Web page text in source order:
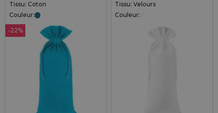
Tissu: Coton
Couleur:
-22%
Tissu: Velours
Couleur: